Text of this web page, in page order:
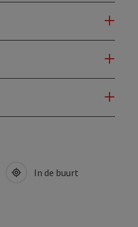
In de buurt